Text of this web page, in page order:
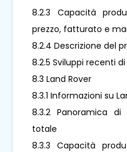
8.2.3 Capacità
prezzo, fatturato e
8.2.4 Descrizione del
8.2.5 Sviluppi recenti di
8.3 Land Rover
8.3.1 Informazioni su
8.3.2 Panoramica
totale
8.3.3 Capacità